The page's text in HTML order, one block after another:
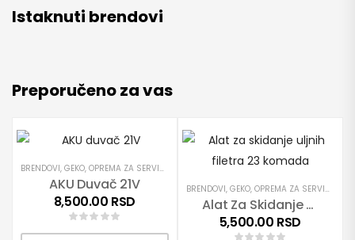
Istaknuti brendovi
Preporučeno za vas
BRENDOVI, GEKO, OPREMA ZA SERVISE PROIZVODI
AKU Duvač 21V
8,500.00 RSD
BRENDOVI, GEKO, OPREMA ZA SERVISE
Alat Za Skidanje Uljnih Filetra 23 Komada
5,500.00 RSD